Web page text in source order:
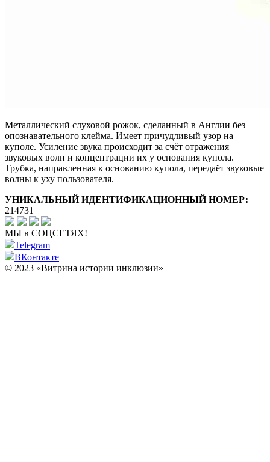
Металлический слуховой рожок, сделанный в Англии без
опознавательного клейма. Имеет причудливый узор на
куполе. Усиление звука происходит за счёт отражения
звуковых волн и концентрации их у основания купола.
Трубка, направленная к основанию купола, передаёт звуковые
волны к уху пользователя.
УНИКАЛЬНЫЙ ИДЕНТИФИКАЦИОННЫЙ НОМЕР:
214731
МЫ в СОЦСЕТЯХ!
Telegram
ВКонтакте
© 2023 «Витрина истории инклюзии»